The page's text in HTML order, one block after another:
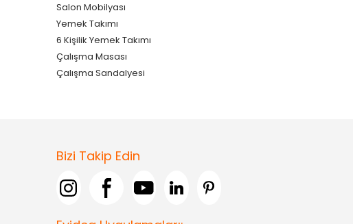
Salon Mobilyası
Yemek Takımı
6 Kişilik Yemek Takımı
Çalışma Masası
Çalışma Sandalyesi
Bizi Takip Edin